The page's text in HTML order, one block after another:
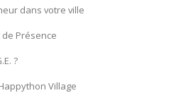
dans votre ville
Présence
?
Village